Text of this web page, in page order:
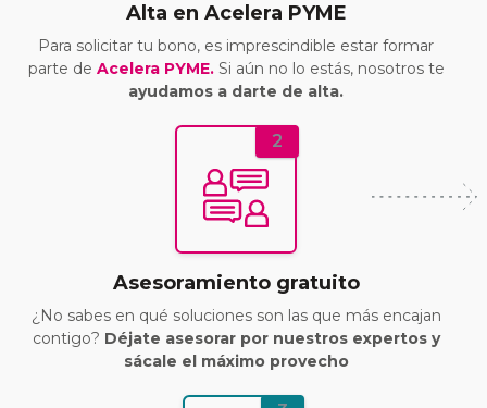
Alta en Acelera PYME
Para solicitar tu bono, es imprescindible estar formar
parte de Acelera PYME. Si aún no lo estás, nosotros te
ayudamos a darte de alta.
Asesoramiento gratuito
¿No sabes en qué soluciones son las que más encajan
contigo? Déjate asesorar por nuestros expertos y
sácale el máximo provecho
2